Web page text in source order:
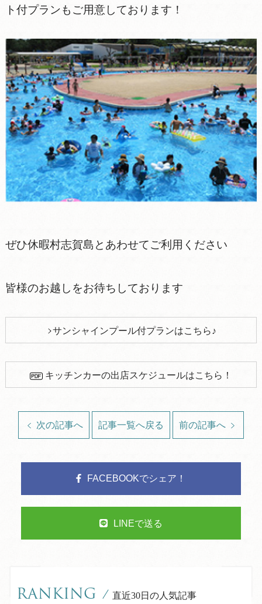
ト付プランもご用意しております！
ぜひ休暇村志賀島とあわせてご利用ください
皆様のお越しをお待ちしております
サンシャインプール付プランはこちら♪
キッチンカーの出店スケジュールはこちら！
次の記事へ 記事一覧へ戻る 前の記事へ
FACEBOOKでシェア！
LINEで送る
RANKING / 直近30日の人気記事